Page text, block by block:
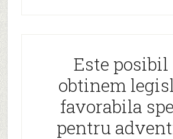
Este posibil
obtinem
favorabila
pentru